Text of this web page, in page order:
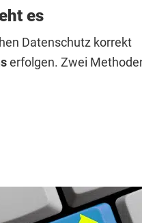
es
Datenschutz korrekt
erfolgen. Zwei